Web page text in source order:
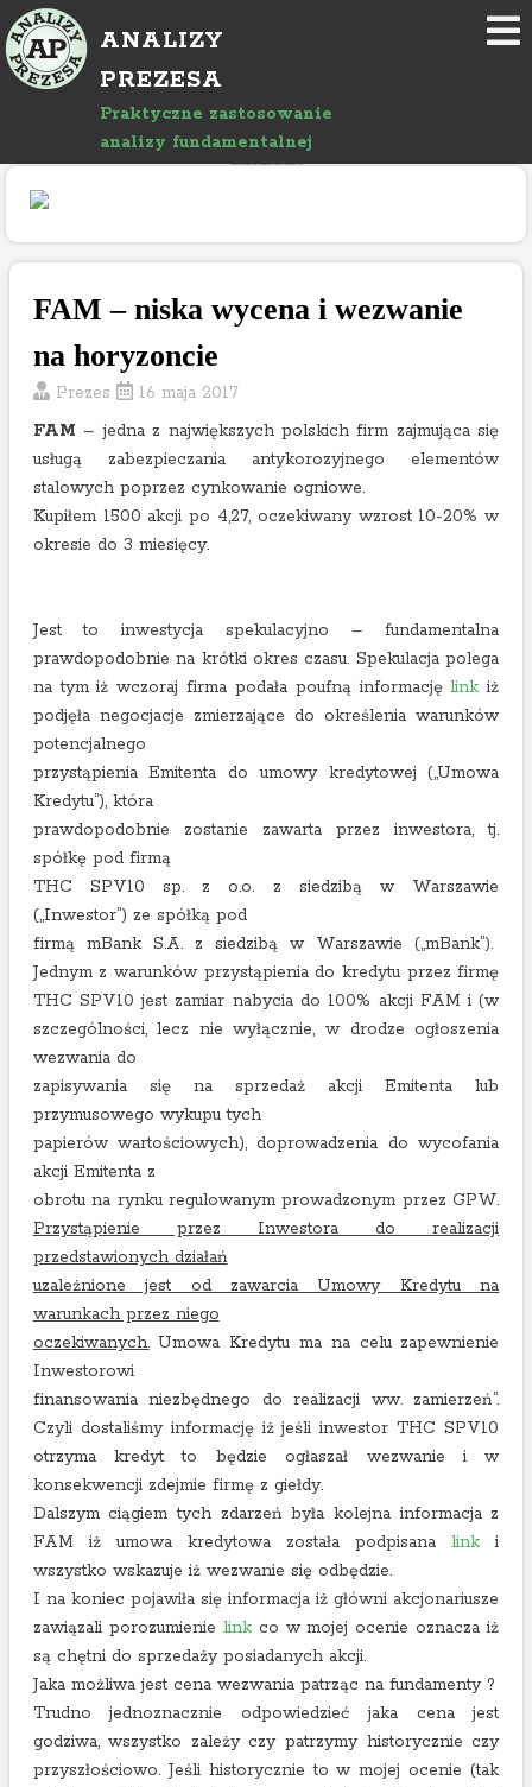
o
ANALIZY
PREZESA
Praktyczne zastosowanie
analizy fundamentalnej
FAM – niska wycena i wezwanie
na horyzoncie
Prezes
16 maja 2017
FAM– jedna z największych polskich firm zajmująca się
usługą zabezpieczania antykorozyjnego elementów
stalowych poprzez cynkowanie ogniowe.
Kupiłem 1500 akcji po 4,27, oczekiwany wzrost 10-20% w
okresie do 3 miesięcy.
Jest to inwestycja spekulacyjno – fundamentalna
prawdopodobnie na krótki okres czasu. Spekulacja polega
na tym iż wczoraj firma podała poufną informacjęlinkiż
podjęła negocjacje zmierzające do określenia warunków
potencjalnego
przystąpienia Emitenta do umowy kredytowej („Umowa
Kredytu”), która
prawdopodobnie zostanie zawarta przez inwestora, tj.
spółkę pod firmą
THC SPV10 sp. z o.o. z siedzibą w Warszawie
(„Inwestor”) ze spółką pod
firmą mBank S.A. z siedzibą w Warszawie („mBank”).
Jednym z warunków przystąpienia do kredytu przez firmę
THC SPV10 jest zamiar nabycia do 100% akcji FAM i (w
szczególności, lecz nie wyłącznie, w drodze ogłoszenia
wezwania do
zapisywania się na sprzedaż akcji Emitenta lub
przymusowego wykupu tych
papierów wartościowych), doprowadzenia do wycofania
akcji Emitenta z
obrotu na rynku regulowanym prowadzonym przez GPW.
Przystąpienie przez Inwestora do realizacji
przedstawionych działań
uzależnione jest od zawarcia Umowy Kredytu na
warunkach przez niego
oczekiwanych.Umowa Kredytu ma na celu zapewnienie
Inwestorowi
finansowania niezbędnego do realizacji ww. zamierzeń”.
Czyli dostaliśmy informację iż jeśli inwestor THC SPV10
otrzyma kredyt to będzie ogłaszał wezwanie i w
konsekwencji zdejmie firmę z giełdy.
Dalszym ciągiem tych zdarzeń była kolejna informacja z
FAM iż umowa kredytowa została podpisanalinki
wszystko wskazuje iż wezwanie się odbędzie.
I na koniec pojawiła się informacja iż główni akcjonariusze
zawiązali porozumienie linkco w mojej ocenie oznacza iż
są chętni do sprzedaży posiadanych akcji.
Jaka możliwa jest cena wezwania patrząc na fundamenty ?
Trudno jednoznacznie odpowiedzieć jaka cena jest
godziwa, wszystko zależy czy patrzymy historycznie czy
przyszłościowo. Jeśli historycznie to w mojej ocenie (tak